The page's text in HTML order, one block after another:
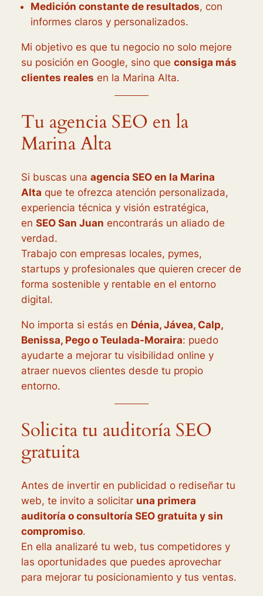
Medición constante de resultados, con
informes claros y personalizados.
Mi objetivo es que tu negocio no solo mejore
su posición en Google, sino que consiga más
clientes reales en la Marina Alta.
Tu agencia SEO en la
Marina Alta
Si buscas una agencia SEO en la Marina
Alta que te ofrezca atención personalizada,
experiencia técnica y visión estratégica,
en SEO San Juan encontrarás un aliado de
verdad.
Trabajo con empresas locales, pymes,
startups y profesionales que quieren crecer de
forma sostenible y rentable en el entorno
digital.
No importa si estás en Dénia, Jávea, Calp,
Benissa, Pego o Teulada-Moraira: puedo
ayudarte a mejorar tu visibilidad online y
atraer nuevos clientes desde tu propio
entorno.
Solicita tu auditoría SEO
gratuita
Antes de invertir en publicidad o rediseñar tu
web, te invito a solicitar una primera
auditoría o consultoría SEO gratuita y sin
compromiso.
En ella analizaré tu web, tus competidores y
las oportunidades que puedes aprovechar
para mejorar tu posicionamiento y tus ventas.